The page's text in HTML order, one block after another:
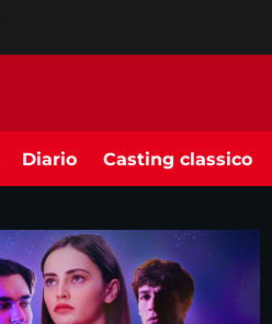
Diario Casting classico